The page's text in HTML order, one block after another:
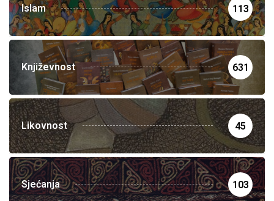
Islam 113
Književnost 631
Likovnost 45
Sjećanja 103